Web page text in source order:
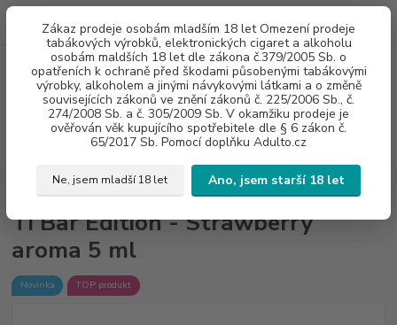
Zákaz prodeje osobám mladším 18 let Omezení prodeje
tabákových výrobků, elektronických cigaret a alkoholu
osobám maldších 18 let dle zákona č.379/2005 Sb. o
opatřeních k ochraně před škodami působenými tabákovými
výrobky, alkoholem a jinými návykovými látkami a o změně
souvisejících zákonů ve znění zákonů č. 225/2006 Sb., č.
274/2008 Sb. a č. 305/2009 Sb. V okamžiku prodeje je
ověřován věk kupujícího spotřebitele dle § 6 zákon č.
65/2017 Sb. Pomocí doplňku Adulto.cz
Ne, jsem mladší 18 let Ano, jsem starší 18 let
Menu
CZK
Hledat
8:00-20:00
za0 Kč
AROMA (polotovary) TI Bar Edition - Strawberry aroma 5 ml
TI Bar Edition - Strawberry
aroma 5 ml
Novinka TOP produkt